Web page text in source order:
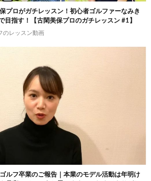
プロがガチレッスン！初心者ゴルファーなみき
目指す！【古閑美保プロのガチレッスン #1】
のレッスン動画
ルフ卒業のご報告｜本業のモデル活動は年明け